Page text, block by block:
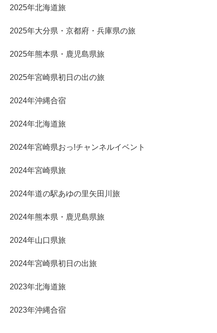
2025年北海道旅
2025年大分県・京都府・兵庫県の旅
2025年熊本県・鹿児島県旅
2025年宮崎県初日の出の旅
2024年沖縄合宿
2024年北海道旅
2024年宮崎県おっ!チャンネルイベント
2024年宮崎県旅
2024年道の駅あゆの里矢田川旅
2024年熊本県・鹿児島県旅
2024年山口県旅
2024年宮崎県初日の出旅
2023年北海道旅
2023年沖縄合宿